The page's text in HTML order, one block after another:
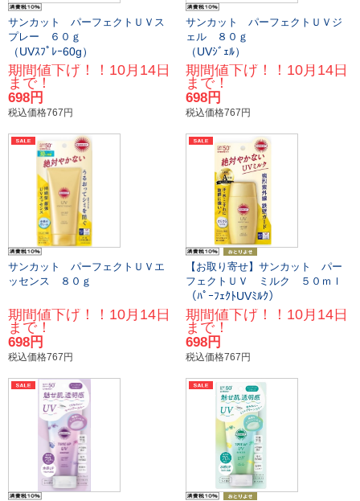
サンカット パーフェクトＵＶス
プレー ６０ｇ
（UVｽﾌﾟﾚｰ60g）
期間値下げ！！10月14日
まで！
698円
税込価格767円
サンカット パーフェクトＵＶジ
ェル ８０ｇ
（UVｼﾞｪﾙ）
期間値下げ！！10月14日
まで！
698円
税込価格767円
サンカット パーフェクトＵＶエ
ッセンス ８０ｇ
期間値下げ！！10月14日
まで！
698円
税込価格767円
【お取り寄せ】サンカット パー
フェクトＵＶ ミルク ５０ｍｌ
（ﾊﾟｰﾌｪｸﾄUVﾐﾙｸ）
期間値下げ！！10月14日
まで！
698円
税込価格767円